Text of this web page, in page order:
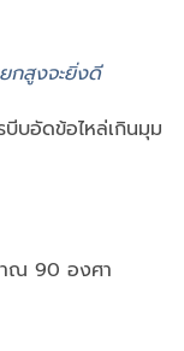
กสูงจะยิ่งดี
บีบอัดข้อไหล่เกินมุม
าณ 90 องศา